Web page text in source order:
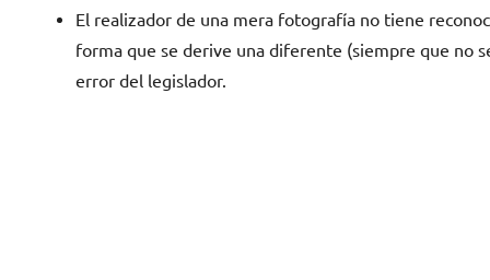
El realizador de una mera fotografía no tiene
forma que se derive una diferente (siempre que no
error del legislador.